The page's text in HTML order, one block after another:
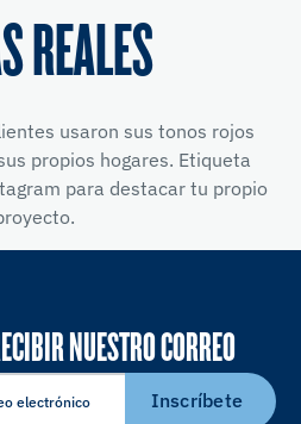
REALES
usaron sus tonos rojos
propios hogares. Etiqueta
para destacar tu propio
NUESTRO CORREO
Inscríbete